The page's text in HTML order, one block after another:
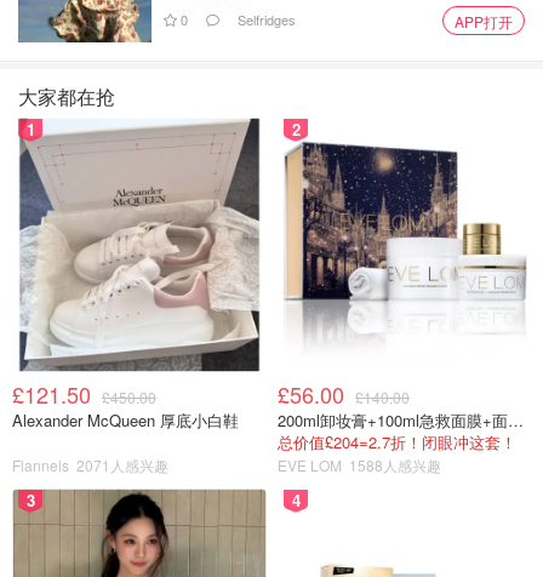
2岁多了，涨能耐了，跳菜床晒🌞
0 Selfridges APP打开
大家都在抢
1
£121.50 £450.00
Alexander McQueen 厚底小白鞋
Flannels 2071人感兴趣
2
£56.00 £140.00
200ml卸妆膏+100ml急救面膜+面霜+洁颜布
总价值£204=2.7折！闭眼冲这套！
EVE LOM 1588人感兴趣
3 4